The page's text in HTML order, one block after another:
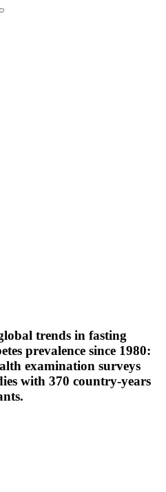
trends in fasting
prevalence since 1980:
examination surveys
with 370 country-years